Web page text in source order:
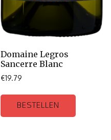
Domaine Legros
Sancerre Blanc
€19.79
BESTELLEN